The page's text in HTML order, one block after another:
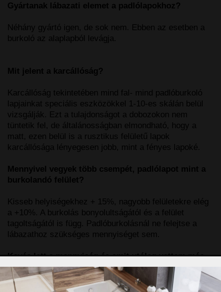
Gyártanak lábazati elemet a padlólapokhoz?
Néhány gyártó igen, de sok nem. Ebben az esetben a
burkoló az alaplapból levágja.
Mit jelent a karcállóság?
Karcállóság tekintetében mind fal- mind padlóburkoló
lapjainkat speciális eszközökkel 1-10-es skálán belül
vizsgálják. Ezt a tulajdonságot a dobozokon nem
tüntetik fel, de általánosságban elmondható, hogy a
matt, ezen belül is a rusztikus felületű lapok
karcállósága lényegesen jobb, mint a fényes lapoké.
Mennyivel vegyek több csempét, padlólapot mint a
burkolandó felület?
Kisseb helyiségekhez + 15%, nagyobb felületekre elég
a +10%. A burkolás bonyolultságától és a felület
tagoltságától is függ. Padlóburkolásnál ne felejtse a
lábazathoz szükséges mennyiséget sem.
Kevés lett a mennyiség és amit utólag vettem más
színárnyalatú. Miért?
A kerámiagyártás sajátosságaiból adódik, hogy a